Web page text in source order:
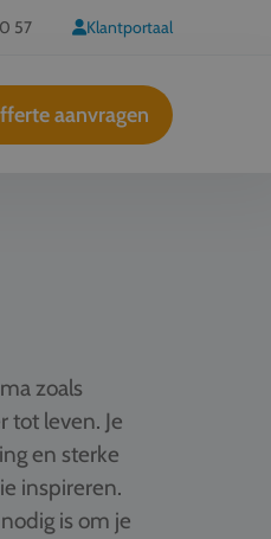
57 Klantportaal
aanvragen
zoals
tot leven. Je
en sterke
inspireren.
is om je